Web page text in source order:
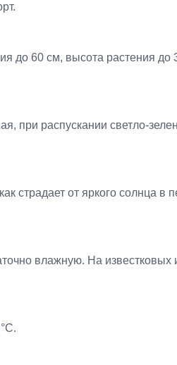
до 60 см, высота растения до
при распускании светло-
страдает от яркого солнца в
влажную. На известковых